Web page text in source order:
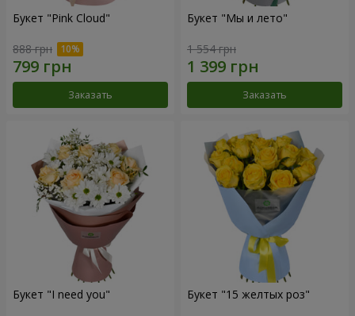
Букет "Pink Cloud"
888 грн
Заказать
Букет "Мы и лето"
1 554 грн
Заказать
Букет "I need you" Букет "15 желтых роз"